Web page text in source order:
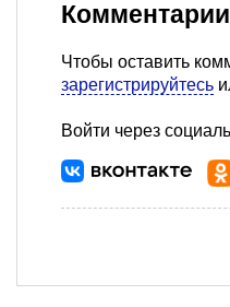
Чтобы оставить
зарегистрируйтесь
Войти через